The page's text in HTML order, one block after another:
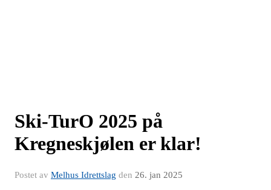
Ski-TurO 2025 på
Kregneskjølen er klar!
Postet av Melhus Idrettslag den 26. jan 2025